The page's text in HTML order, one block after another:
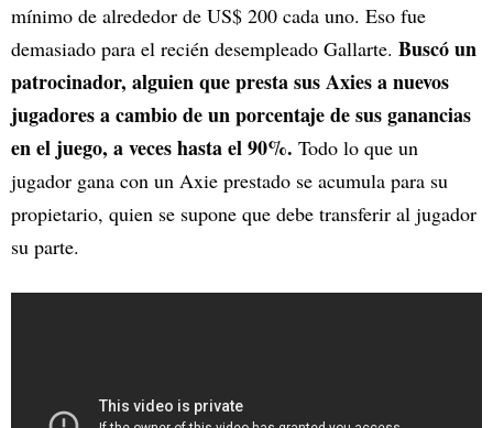
mínimo de alrededor de US$ 200 cada uno. Eso fue
demasiado para el recién desempleado Gallarte. Buscó un
patrocinador, alguien que presta sus Axies a nuevos
jugadores a cambio de un porcentaje de sus ganancias
en el juego, a veces hasta el 90%. Todo lo que un
jugador gana con un Axie prestado se acumula para su
propietario, quien se supone que debe transferir al jugador
su parte.